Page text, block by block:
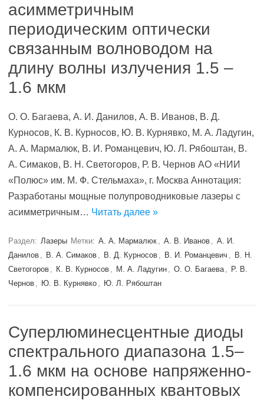
асимметричным
периодическим оптически
связанным волноводом на
длину волны излучения 1.5 –
1.6 мкм
О. О. Багаева, А. И. Данилов, А. В. Иванов, В. Д.
Курносов, К. В. Курносов, Ю. В. Курнявко, М. А. Ладугин,
А. А. Мармалюк, В. И. Романцевич, Ю. Л. Рябоштан, В.
А. Симаков, В. Н. Светогоров, Р. В. Чернов АО «НИИ
«Полюс» им. М. Ф. Стельмаха», г. Москва Аннотация:
Разработаны мощные полупроводниковые лазеры с
асимметричным… Читать далее »
Раздел: Лазеры Метки: А. А. Мармалюк , А. В. Иванов , А. И.
Данилов , В. А. Симаков , В. Д. Курносов , В. И. Романцевич , В. Н.
Светогоров , К. В. Курносов , М. А. Ладугин , О. О. Багаева , Р. В.
Чернов , Ю. В. Курнявко , Ю. Л. Рябоштан
Суперлюминесцентные диоды
спектрального диапазона 1.5–
1.6 мкм на основе напряженно-
компенсированных квантовых